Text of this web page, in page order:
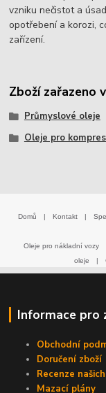
vzniku nečistot a
opotřebení a korozi,
zařízení.
Zboží zařazeno
Průmyslové oleje
Oleje pro
Domů | Kontakt |
Oleje pro nákladní vozy
oleje
|
Informace pro
Obchodní
Doručení zboží
Recenze
Mazací plány